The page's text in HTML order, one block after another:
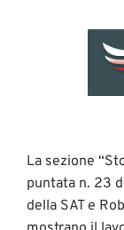
La sezione
puntata n. 23
della SAT e